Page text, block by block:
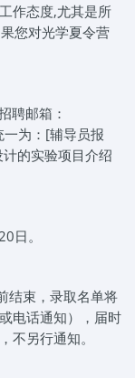
作态度,尤其是所
您对光学夏令营
聘邮箱：
为：[辅导员报
的实验项目介绍
日。
结束，录取名单将
电话通知），届时
不另行通知。